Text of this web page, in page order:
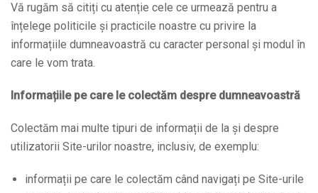
Vă rugăm să citiți cu atenție cele ce urmează pentru a
înțelege politicile și practicile noastre cu privire la
informațiile dumneavoastră cu caracter personal și modul în
care le vom trata.
Informațiile pe care le colectăm despre dumneavoastră
Colectăm mai multe tipuri de informații de la și despre
utilizatorii Site-urilor noastre, inclusiv, de exemplu:
informații pe care le colectăm când navigați pe Site-urile